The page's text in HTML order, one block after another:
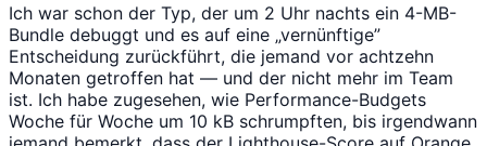
Ich war schon der Typ, der um 2 Uhr nachts ein 4-MB-
Bundle debuggt und es auf eine „vernünftige”
Entscheidung zurückführt, die jemand vor achtzehn
Monaten getroffen hat — und der nicht mehr im Team
ist. Ich habe zugesehen, wie Performance-Budgets
Woche für Woche um 10 kB schrumpften, bis irgendwann